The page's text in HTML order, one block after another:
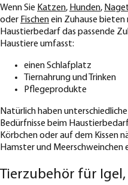
Wenn Sie Katzen, Hunden,
oder Fischenein Zuhause bieten
Haustierbedarf das passende
Haustiere umfasst:
einen Schlafplatz
Tiernahrung und Trinken
Pflegeprodukte
Natürlich haben
Bedürfnisse beim
Körbchen oder auf dem Kissen
Hamster und Meerschweinchen
Tierzubehör für